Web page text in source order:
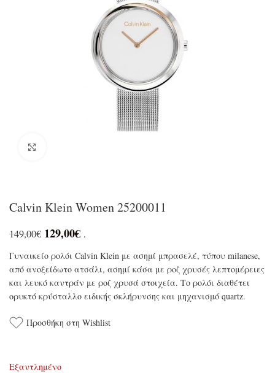
Calvin Klein Women 25200011
149,00€ 129,00€ .
Γυναικείο ρολόι Calvin Klein με ασημί μπρασελέ, τύπου milanese,
από ανοξείδωτο ατσάλι, ασημί κάσα με ροζ χρυσές λεπτομέρειες
και λευκό καντράν με ροζ χρυσά στοιχεία. Το ρολόι διαθέτει
ορυκτό κρύσταλλο ειδικής σκλήρυνσης και μηχανισμό quartz.
Προσθήκη στη Wishlist
Εξαντλημένο